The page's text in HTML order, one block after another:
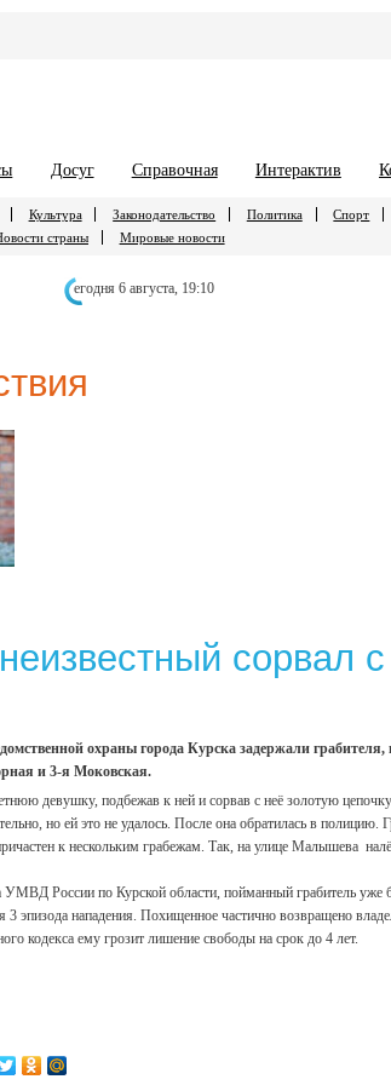
Досуг Справочная Интерактив
Культура Законодательство Политика Спорт
страны Мировые новости
егодня 6 августа, 19:10
сорвал
охраны города Курска задержали
и 3-я Моковская.
девушку, подбежав к ней и сорвав с неё золотую
но ей это не удалось. После она обратилась в
к нескольким грабежам. Так, на улице Малышева
УМВД России по Курской области, пойманный грабитель уже
эпизода нападения. Похищенное частично возвращено
кодекса ему грозит лишение свободы на срок до 4 лет.